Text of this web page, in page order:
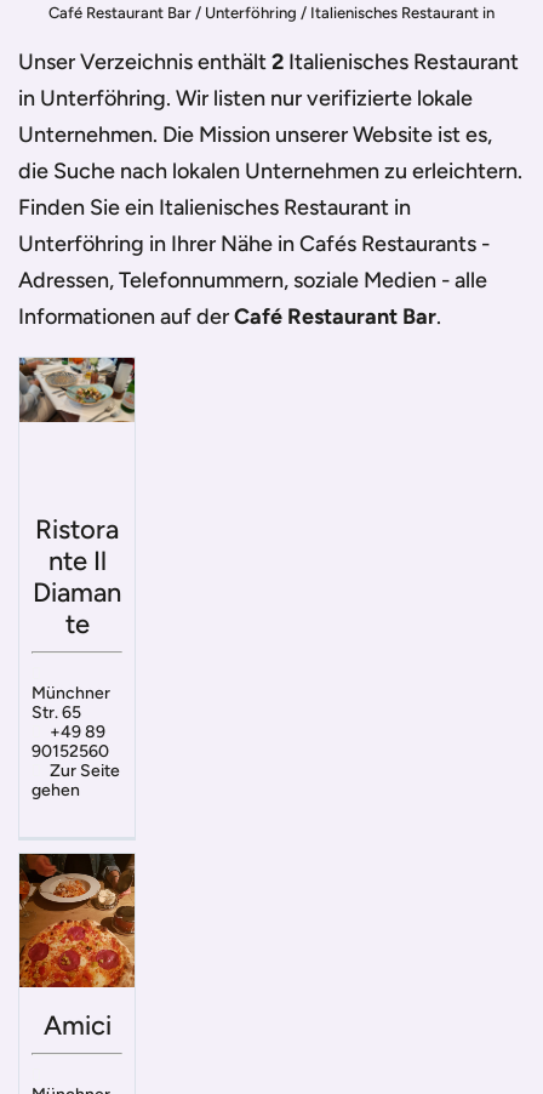
Café Restaurant Bar / Unterföhring / Italienisches Restaurant in
Unser Verzeichnis enthält2 Italienisches Restaurant
in Unterföhring. Wir listen nur verifizierte lokale
Unternehmen. Die Mission unserer Website ist es,
die Suche nach lokalen Unternehmen zu erleichtern.
Finden Sie ein Italienisches Restaurant in
Unterföhring in Ihrer Nähe in Cafés Restaurants -
Adressen, Telefonnummern, soziale Medien - alle
Informationen auf derCafé Restaurant Bar.
Ristora
nte Il
Diaman
te
Münchner
Str. 65
+49 89
90152560
Zur Seite
gehen
Amici